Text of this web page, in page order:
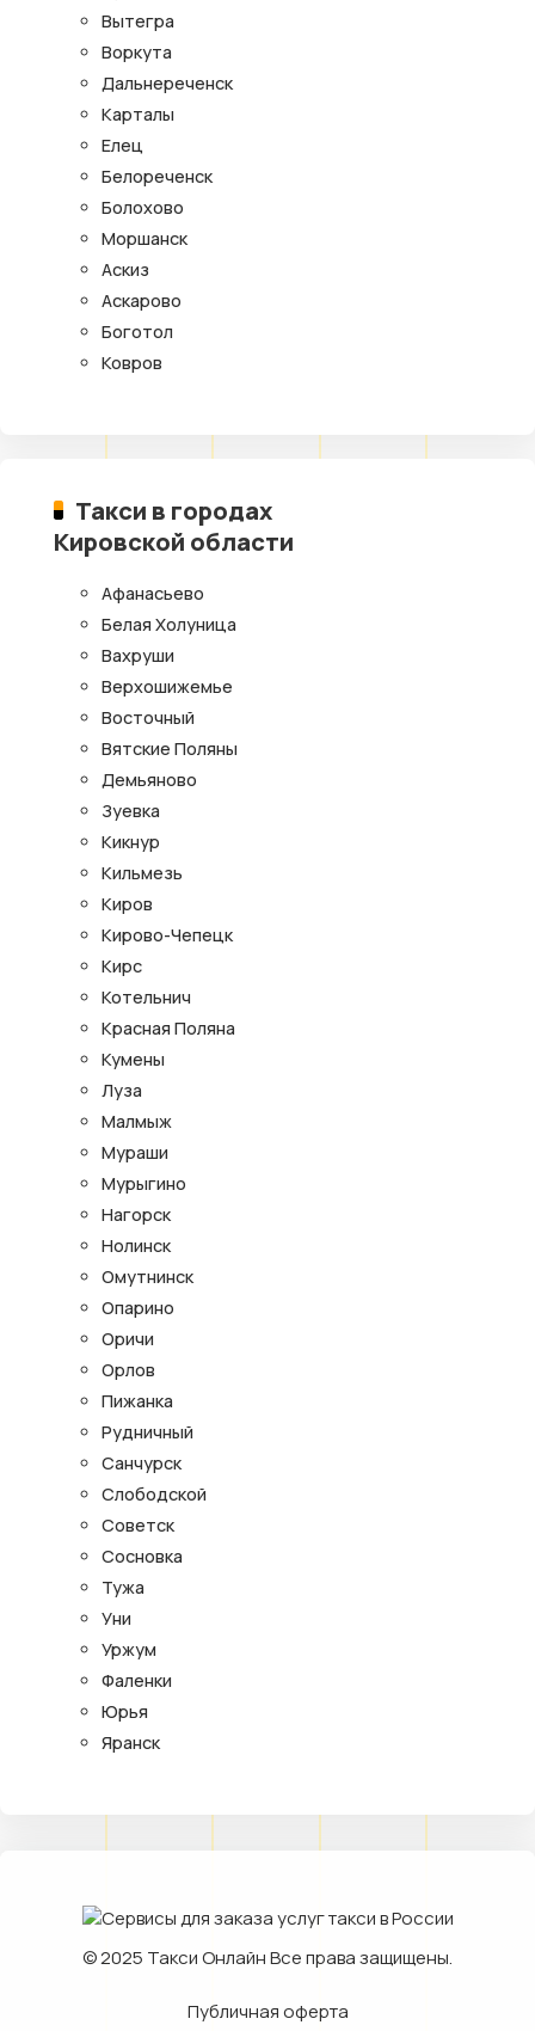
Вытегра
Воркута
Дальнереченск
Карталы
Елец
Белореченск
Болохово
Моршанск
Аскиз
Аскарово
Боготол
Ковров
Такси в городах
Кировской области
Афанасьево
Белая Холуница
Вахруши
Верхошижемье
Восточный
Вятские Поляны
Демьяново
Зуевка
Кикнур
Кильмезь
Киров
Кирово-Чепецк
Кирс
Котельнич
Красная Поляна
Кумены
Луза
Малмыж
Мураши
Мурыгино
Нагорск
Нолинск
Омутнинск
Опарино
Оричи
Орлов
Пижанка
Рудничный
Санчурск
Слободской
Советск
Сосновка
Тужа
Уни
Уржум
Фаленки
Юрья
Яранск
© 2025 Такси ОнлайнВсе права защищены.
Публичная оферта